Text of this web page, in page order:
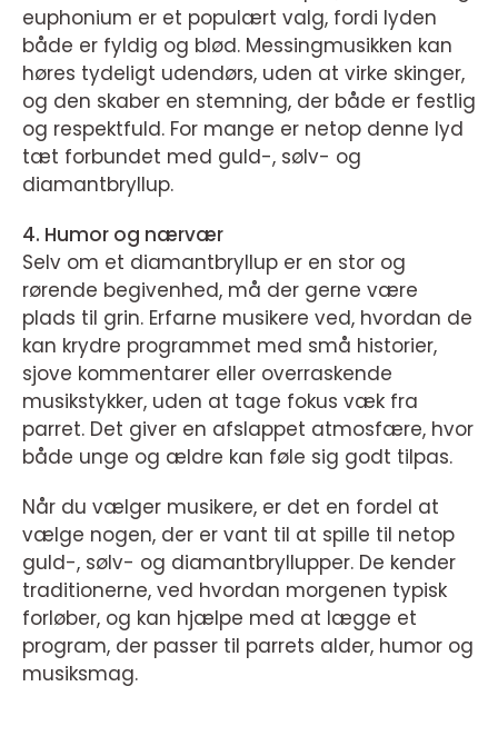
euphonium er et populært valg, fordi lyden
både er fyldig og blød. Messingmusikken kan
høres tydeligt udendørs, uden at virke skinger,
og den skaber en stemning, der både er festlig
og respektfuld. For mange er netop denne lyd
tæt forbundet med guld-, sølv- og
diamantbryllup.
4. Humor og nærvær
Selv om et diamantbryllup er en stor og
rørende begivenhed, må der gerne være
plads til grin. Erfarne musikere ved, hvordan de
kan krydre programmet med små historier,
sjove kommentarer eller overraskende
musikstykker, uden at tage fokus væk fra
parret. Det giver en afslappet atmosfære, hvor
både unge og ældre kan føle sig godt tilpas.
Når du vælger musikere, er det en fordel at
vælge nogen, der er vant til at spille til netop
guld-, sølv- og diamantbryllupper. De kender
traditionerne, ved hvordan morgenen typisk
forløber, og kan hjælpe med at lægge et
program, der passer til parrets alder, humor og
musiksmag.